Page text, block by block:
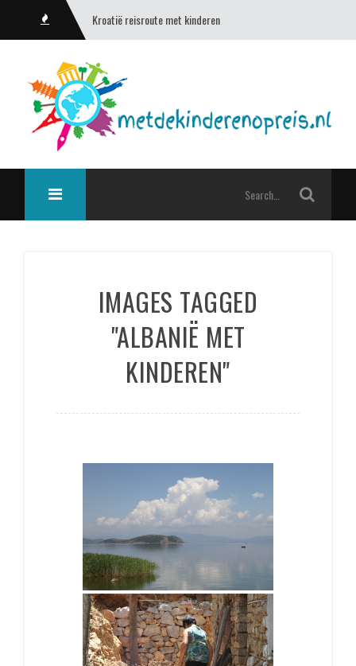
Kroatië reisroute met kinderen
IMAGES TAGGED
"ALBANIË MET
KINDEREN"